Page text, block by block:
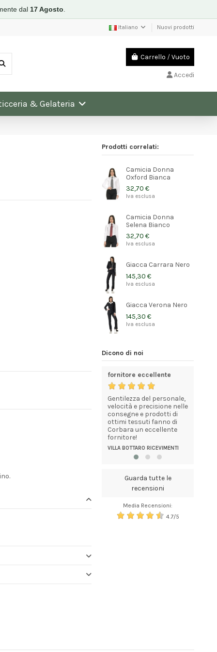
dal 17 Agosto
Italiano Nuovi prodotti
Carrello /Vuoto
Accedi
& Gelateria
Prodotti correlati:
Camicia Donna
Oxford Bianca
32,70 €
Iva esclusa
Camicia Donna
Selena Bianco
32,70 €
Iva esclusa
Giacca Carrara Nero
145,30 €
Iva esclusa
Giacca Verona Nero
145,30 €
Iva esclusa
Dicono di noi
fornitore eccellente
Gentilezza del personale,
velocità e precisione nelle
consegne e prodotti di
ottimi tessuti fanno di
Corbara un eccellente
fornitore!
VILLA BOTTARO RICEVIMENTI
Guarda tutte le
recensioni
Media Recensioni:
4.7/5